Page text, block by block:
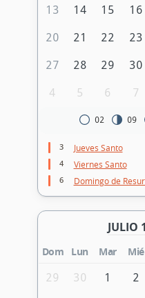
13 14 15 16
20 21 22 23
27 28 29 30
4 5 6 7
02 09
3 Jueves Santo
4 Viernes Santo
6 Domingo de
JULIO
Dom Lun Mar Mié
29
30 1 2